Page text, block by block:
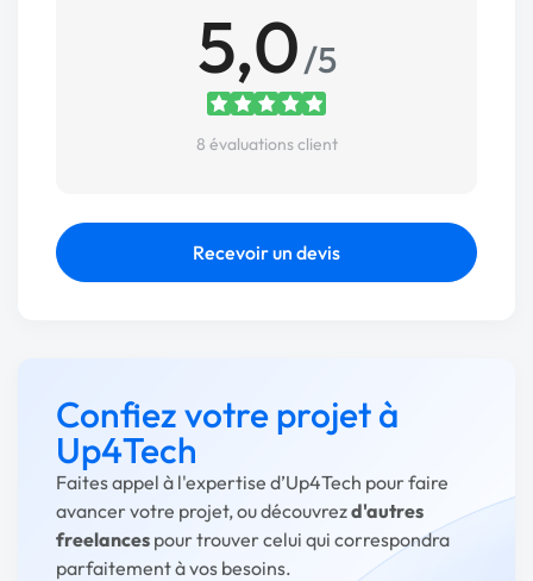
5,0/5
8 évaluations client
Recevoir un devis
Confiez votre projet à
Up4Tech
Faites appel à l'expertise d’Up4Tech pour faire
avancer votre projet, ou découvrezd'autres
freelances pour trouver celui qui correspondra
parfaitement à vos besoins.